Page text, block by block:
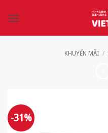
qua
KHUYẾN MÃI /
-31%